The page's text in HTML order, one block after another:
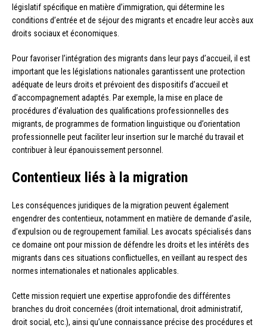
législatif spécifique en matière d’immigration, qui détermine les
conditions d’entrée et de séjour des migrants et encadre leur accès aux
droits sociaux et économiques.
Pour favoriser l’intégration des migrants dans leur pays d’accueil, il est
important que les législations nationales garantissent une protection
adéquate de leurs droits et prévoient des dispositifs d’accueil et
d’accompagnement adaptés. Par exemple, la mise en place de
procédures d’évaluation des qualifications professionnelles des
migrants, de programmes de formation linguistique ou d’orientation
professionnelle peut faciliter leur insertion sur le marché du travail et
contribuer à leur épanouissement personnel.
Contentieux liés à la migration
Les conséquences juridiques de la migration peuvent également
engendrer des contentieux, notamment en matière de demande d’asile,
d’expulsion ou de regroupement familial. Les avocats spécialisés dans
ce domaine ont pour mission de défendre les droits et les intérêts des
migrants dans ces situations conflictuelles, en veillant au respect des
normes internationales et nationales applicables.
Cette mission requiert une expertise approfondie des différentes
branches du droit concernées (droit international, droit administratif,
droit social, etc.), ainsi qu’une connaissance précise des procédures et